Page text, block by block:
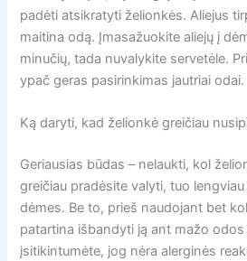
padėti atsikratyti želionkės. Aliejus
maitina odą. Įmasažuokite aliejų į
minučių, tada nuvalykite servetėle.
ypač geras pasirinkimas jautriai odai.
Ką daryti, kad želionkė greičiau
Geriausias būdas – nelaukti, kol
greičiau pradėsite valyti, tuo
dėmes. Be to, prieš naudojant bet
patartina išbandyti ją ant mažo
įsitikintumėte, jog nėra alerginės